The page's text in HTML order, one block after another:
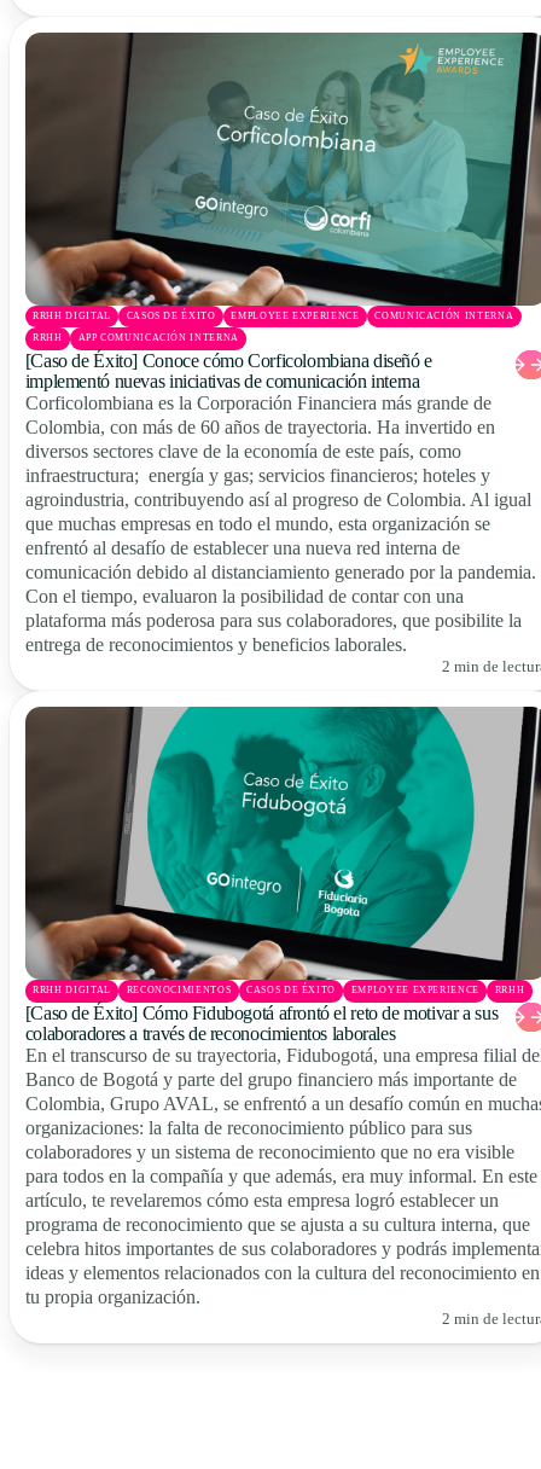
RRHH DIGITAL CASOS DE ÉXITO EMPLOYEE EXPERIENCE COMUNICACIÓN INTERNA
RRHH APP COMUNICACIÓN INTERNA
[Caso de Éxito] Conoce cómo Corficolombiana diseñó e
implementó nuevas iniciativas de comunicación interna
Corficolombiana es la Corporación Financiera más grande de
Colombia, con más de 60 años de trayectoria. Ha invertido en
diversos sectores clave de la economía de este país, como
infraestructura; energía y gas; servicios financieros; hoteles y
agroindustria, contribuyendo así al progreso de Colombia. Al igual
que muchas empresas en todo el mundo, esta organización se
enfrentó al desafío de establecer una nueva red interna de
comunicación debido al distanciamiento generado por la pandemia.
Con el tiempo, evaluaron la posibilidad de contar con una
plataforma más poderosa para sus colaboradores, que posibilite la
entrega de reconocimientos y beneficios laborales.
2 min de
RRHH DIGITAL RECONOCIMIENTOS CASOS DE ÉXITO EMPLOYEE EXPERIENCE RRHH
[Caso de Éxito] Cómo Fidubogotá afrontó el reto de motivar a sus
colaboradores a través de reconocimientos laborales
En el transcurso de su trayectoria, Fidubogotá, una empresa filial
Banco de Bogotá y parte del grupo financiero más importante de
Colombia, Grupo AVAL, se enfrentó a un desafío común en
organizaciones: la falta de reconocimiento público para sus
colaboradores y un sistema de reconocimiento que no era visible
para todos en la compañía y que además, era muy informal. En este
artículo, te revelaremos cómo esta empresa logró establecer un
programa de reconocimiento que se ajusta a su cultura interna, que
celebra hitos importantes de sus colaboradores y podrás
ideas y elementos relacionados con la cultura del reconocimiento en
tu propia organización.
2 min de